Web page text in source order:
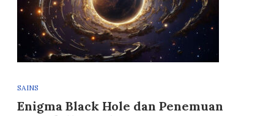
SAINS
Enigma Black Hole dan Penemuan